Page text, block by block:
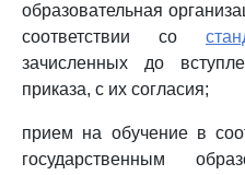
образовательная
соответствии со
зачисленных до
приказа, с их согласия;
прием на обучение в
государственным